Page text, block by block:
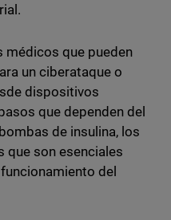
médicos que pueden
un ciberataque o
dispositivos
que dependen del
de insulina, los
son esenciales
del